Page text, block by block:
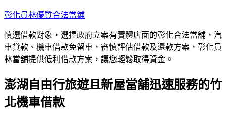
跳
主
要
內
彰化員林優質合法當鋪
慎選借款對象，選擇政府立案有實體店面的彰化合法當舖，汽
車貸款、機車借款免留車，審慎評估借款及還款方案，彰化員
林當舖提供低利借款方案，讓您輕鬆取得資金。
澎湖自由行旅遊且新屋當舖迅速服務的竹
北機車借款